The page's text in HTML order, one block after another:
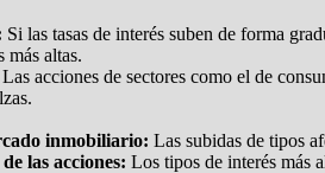
Si las tasas de interés suben de forma
más altas.
Las acciones de sectores como el de
inmobiliario: Las subidas de tipos
las acciones: Los tipos de interés más